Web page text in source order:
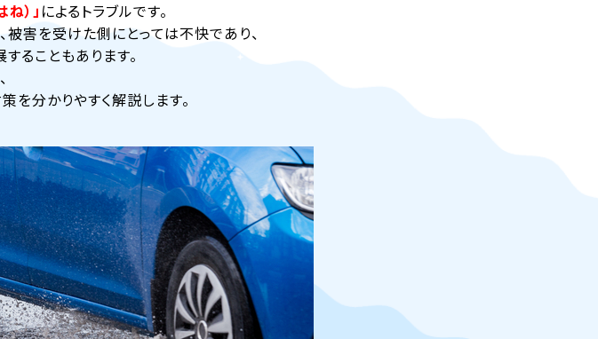
）」 によるトラブルです。
害を受けた側にとっては不快であり、
ることもあります。
分かりやすく解説します。